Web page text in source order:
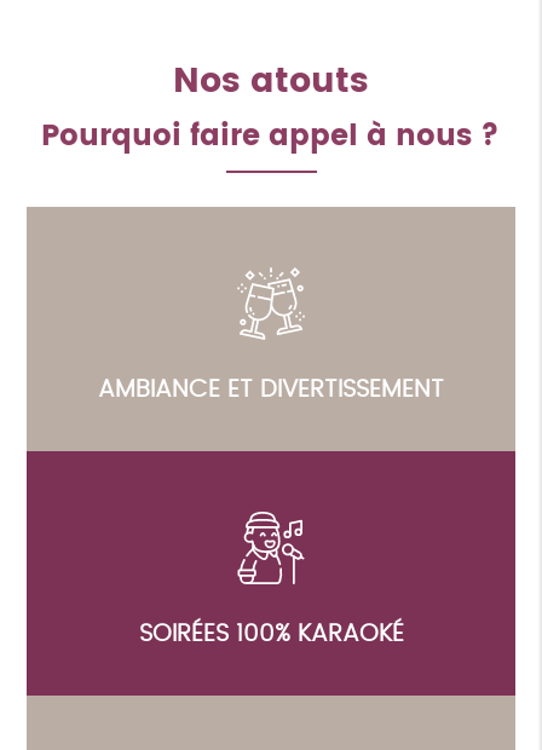
Nos atouts
Pourquoi faire appel à nous ?
AMBIANCE ET DIVERTISSEMENT
SOIRÉES 100% KARAOKÉ